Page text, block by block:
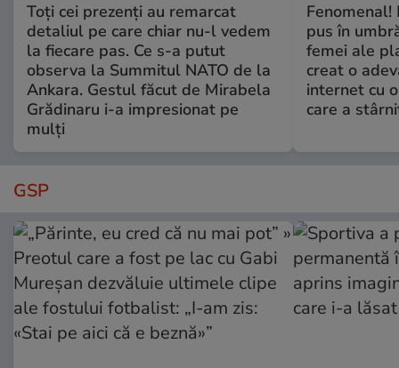
Toți cei prezenți au remarcat
detaliul pe care chiar nu-l vedem
la fiecare pas. Ce s-a putut
observa la Summitul NATO de la
Ankara. Gestul făcut de Mirabela
Grădinaru i-a impresionat pe
mulți
pus în
femei ale
creat o
internet cu
care a
GSP